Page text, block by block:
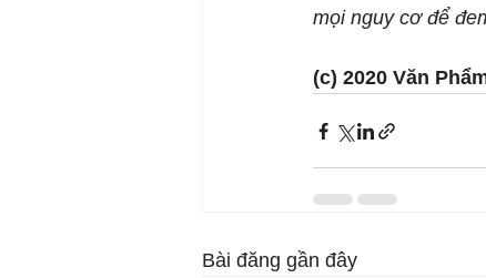
mọi nguy cơ để
(c) 2020 Văn
Bài đăng gần đây